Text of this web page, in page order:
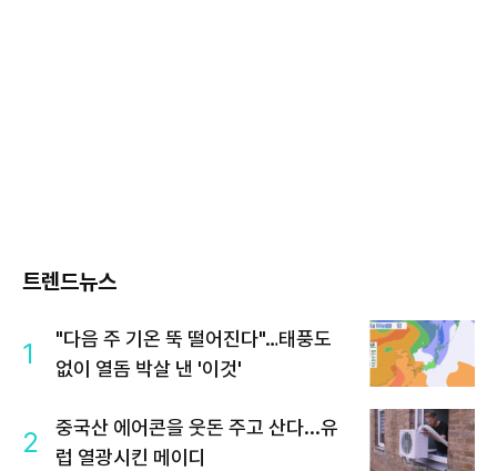
트렌드뉴스
1
"다음 주 기온 뚝 떨어진다"…태풍도
없이 열돔 박살 낸 '이것'
2
중국산 에어콘을 웃돈 주고 산다...유
럽 열광시킨 메이디